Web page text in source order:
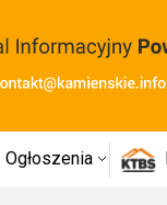
Ogłoszenia